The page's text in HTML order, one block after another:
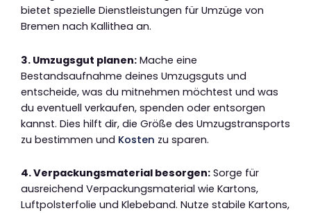
bietet spezielle Dienstleistungen für Umzüge von
Bremen nach Kallithea an.
3. Umzugsgut planen: Mache eine
Bestandsaufnahme deines Umzugsguts und
entscheide, was du mitnehmen möchtest und was
du eventuell verkaufen, spenden oder entsorgen
kannst. Dies hilft dir, die Größe des Umzugstransports
zu bestimmen und Kosten zu sparen.
4. Verpackungsmaterial besorgen: Sorge für
ausreichend Verpackungsmaterial wie Kartons,
Luftpolsterfolie und Klebeband. Nutze stabile Kartons,